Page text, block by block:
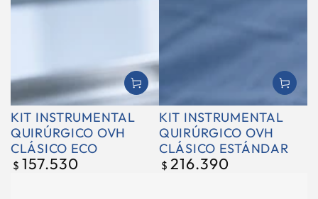
KIT INSTRUMENTAL
QUIRÚRGICO OVH
CLÁSICO ECO
Precio
$ 157.530
KIT INSTRUMENTAL
QUIRÚRGICO OVH
CLÁSICO ESTÁNDAR
Precio
$ 216.390